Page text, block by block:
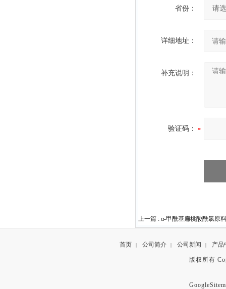
省份：
详细地址：
补充说明：
验证码：
上一篇 : α-甲酰基扁桃酸酰氯原
首页 | 公司简介 | 公司新闻 | 产品
版权所有